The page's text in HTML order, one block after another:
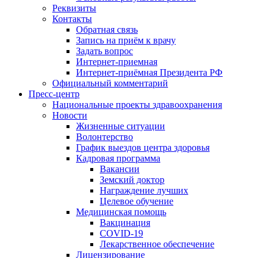
Реквизиты
Контакты
Обратная связь
Запись на приём к врачу
Задать вопрос
Интернет-приемная
Интернет-приёмная Президента РФ
Официальный комментарий
Пресс-центр
Национальные проекты здравоохранения
Новости
Жизненные ситуации
Волонтерство
График выездов центра здоровья
Кадровая программа
Вакансии
Земский доктор
Награждение лучших
Целевое обучение
Медицинская помощь
Вакцинация
COVID-19
Лекарственное обеспечение
Лицензирование